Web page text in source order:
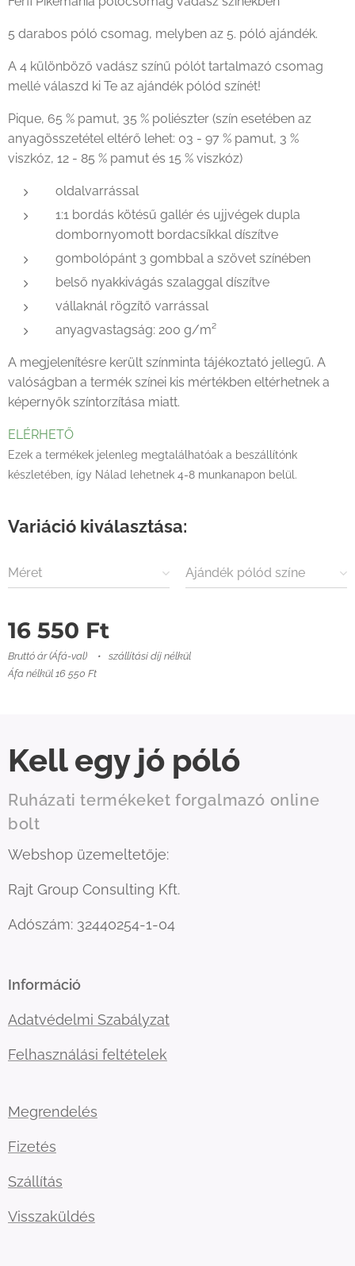
5 darabos póló csomag, melyben az 5. póló ajándék.
A 4 különböző vadász színű pólót tartalmazó csomag
mellé válaszd ki Te az ajándék pólód színét!
Pique, 65 % pamut, 35 % poliészter (szín esetében az
anyagösszetétel eltérő lehet: 03 - 97 % pamut, 3 %
viszkóz, 12 - 85 % pamut és 15 % viszkóz)
oldalvarrással
1:1 bordás kötésű gallér és ujjvégek dupla
dombornyomott bordacsíkkal díszítve
gombolópánt 3 gombbal a szövet színében
belső nyakkivágás szalaggal díszítve
vállaknál rögzítő varrással
anyagvastagság: 200 g/m²
A megjelenítésre került színminta tájékoztató jellegű. A
valóságban a termék színei kis mértékben eltérhetnek a
képernyők színtorzítása miatt.
ELÉRHETŐ
Ezek a termékek jelenleg megtalálhatóak a beszállítónk
készletében, így Nálad lehetnek 4-8 munkanapon belül.
Variáció kiválasztása:
Méret Ajándék pólód színe
16 550 Ft
Bruttó ár (Áfá-val)
szállítási díj nélkül
Áfa nélkül 16 550 Ft
Kell egy jó póló
Ruházati termékeket forgalmazó online
bolt
Webshop üzemeltetője:
Rajt Group Consulting Kft.
Adószám: 32440254-1-04
Információ
Adatvédelmi Szabályzat
Felhasználási feltételek
Megrendelés
Fizetés
Szállítás
Visszaküldés